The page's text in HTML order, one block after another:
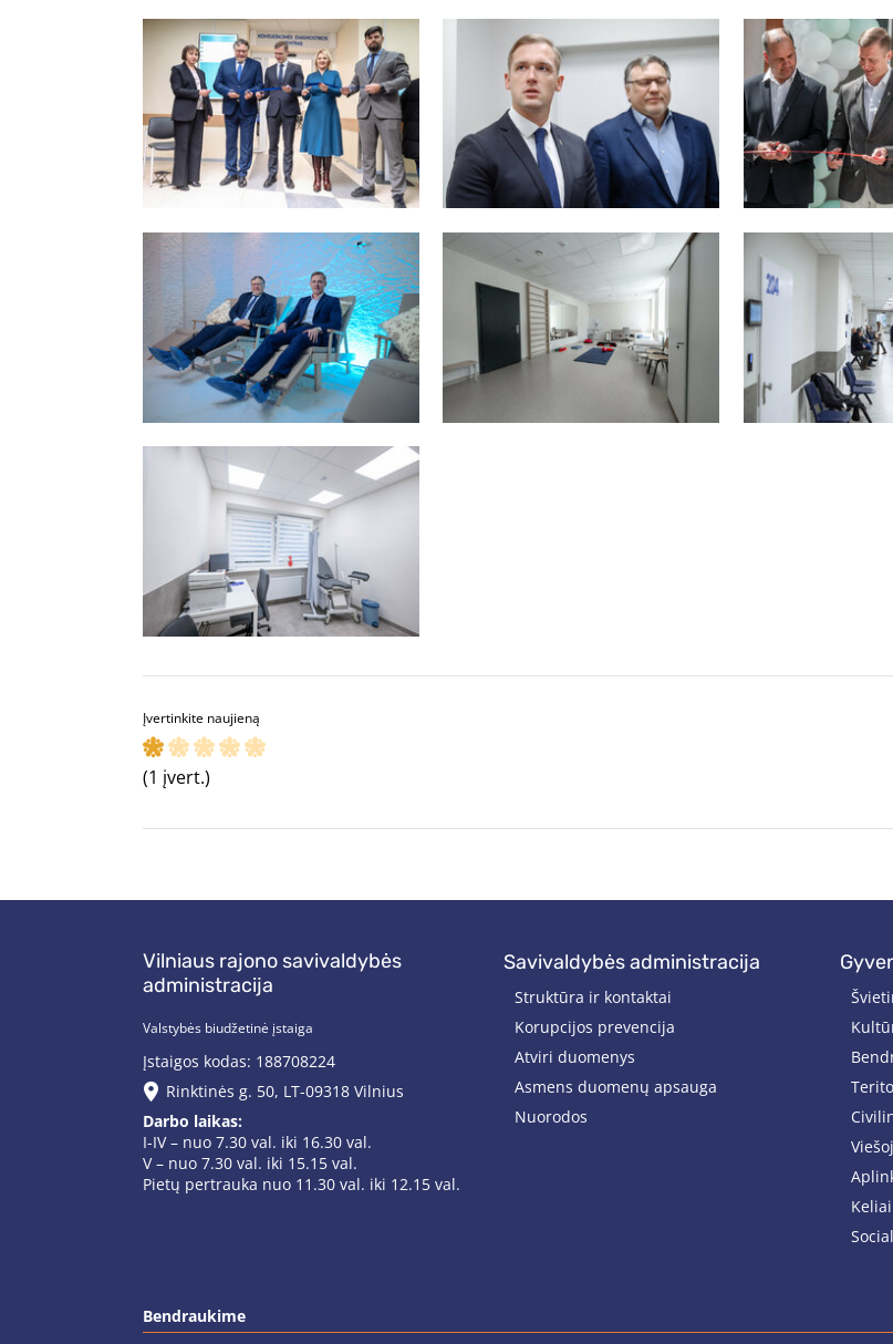
Įvertinkite naujieną
(1 įvert.)
Vilniaus rajono savivaldybės
administracija
Valstybės biudžetinė įstaiga
Įstaigos kodas: 188708224
Rinktinės g. 50, LT-09318 Vilnius
Darbo laikas:
I-IV – nuo 7.30 val. iki 16.30 val.
V – nuo 7.30 val. iki 15.15 val.
Pietų pertrauka nuo 11.30 val. iki 12.15 val.
savivaldybės administracija
Struktūra ir kontaktai
Korupcijos prevencija
Atviri duomenys
Asmens duomenų apsauga
Nuorodos
Bendraukime